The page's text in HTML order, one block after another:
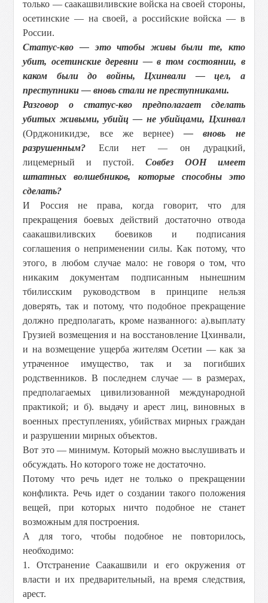
только — саакашвиливские войска на своей стороны,
осетинские — на своей, а российские войска — в
России.
Статус-кво — это чтобы живы были те, кто
убит, осетинские деревни — в том состоянии, в
каком были до войны, Цхинвали — цел, а
преступники — вновь стали не преступниками.
Разговор о статус-кво предполагает сделать
убитых живыми, убийц — не убийцами, Цхинвал
(Орджоникидзе, все же вернее)— вновь не
разрушенным? Если нет — он дурацкий,
лицемерный и пустой. Совбез ООН имеет
штатных волшебников, которые способны это
сделать?
И Россия не права, когда говорит, что для
прекращения боевых действий достаточно отвода
саакашвиливских боевиков и подписания
соглашения о неприменении силы. Как потому, что
этого, в любом случае мало: не говоря о том, что
никаким документам подписанным нынешним
тбилисским руководством в принципе нельзя
доверять, так и потому, что подобное прекращение
должно предполагать, кроме названного: а).выплату
Грузией возмещения и на восстановление Цхинвали,
и на возмещение ущерба жителям Осетии — как за
утраченное имущество, так и за погибших
родственников. В последнем случае — в размерах,
предполагаемых цивилизованной международной
практикой; и б). выдачу и арест лиц, виновных в
военных преступлениях, убийствах мирных граждан
и разрушении мирных объектов.
Вот это — минимум. Который можно выслушивать и
обсуждать. Но которого тоже не достаточно.
Потому что речь идет не только о прекращении
конфликта. Речь идет о создании такого положения
вещей, при которых ничто подобное не станет
возможным для построения.
А для того, чтобы подобное не повторилось,
необходимо:
1. Отстранение Саакашвили и его окружения от
власти и их предварительный, на время следствия,
арест.